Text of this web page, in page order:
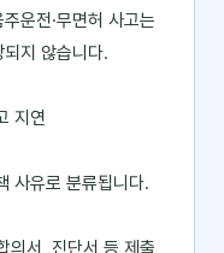
운전·무면허 사고는
지 않습니다.
지연
사유로 분류됩니다.
의서, 진단서 등 제출